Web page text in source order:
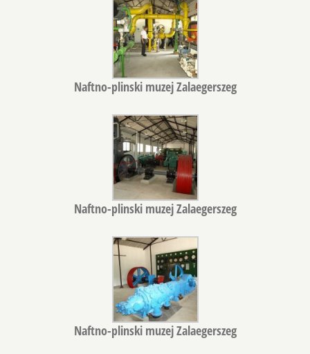
Naftno-plinski muzej Zalaegerszeg
Naftno-plinski muzej Zalaegerszeg
Naftno-plinski muzej Zalaegerszeg